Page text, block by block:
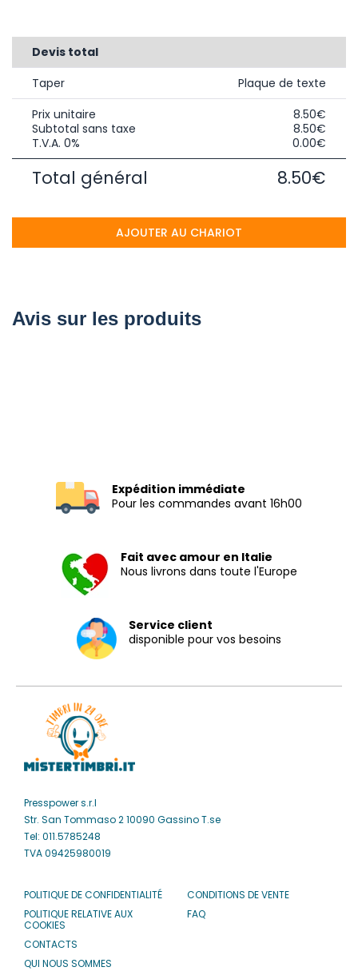
Avis sur les produits
Devis total
Taper
Plaque de texte
Prix unitaire
8.50€
Subtotal sans taxe
8.50€
T.V.A. 0%
0.00€
Total général 8.50€
AJOUTER AU CHARIOT
Expédition immédiate
Pour les commandes avant 16h00
Fait avec amour en Italie
Nous livrons dans toute l'Europe
Service client
disponible pour vos besoins
Presspower s.r.l
Str. San Tommaso 2 10090 Gassino T.se
Tel: 011.5785248
TVA 09425980019
POLITIQUE DE CONFIDENTIALITÉ
POLITIQUE RELATIVE AUX
COOKIES
CONTACTS
QUI NOUS SOMMES
CONDITIONS DE VENTE
FAQ